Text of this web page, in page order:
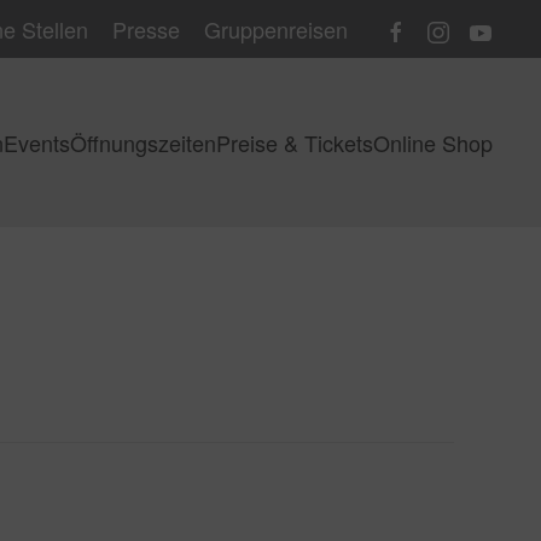
Stellen Presse Gruppenreisen
EventsÖffnungszeitenPreise & TicketsOnline Shop